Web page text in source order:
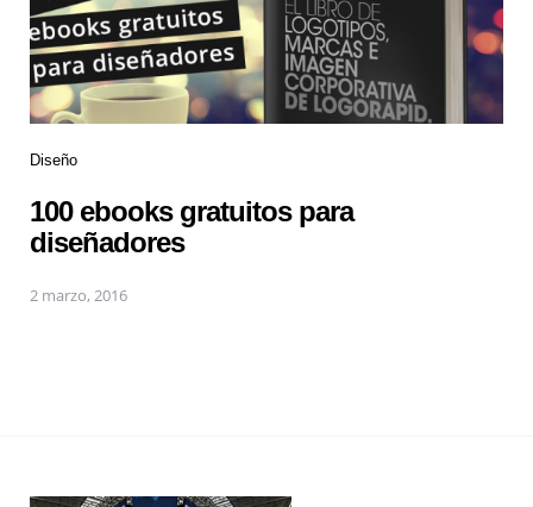
Diseño
100 ebooks gratuitos para
diseñadores
2 marzo, 2016